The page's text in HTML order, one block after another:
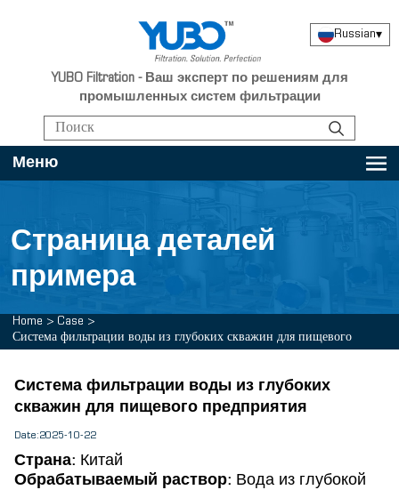
YUBO Filtration - Ваш эксперт по решениям для
промышленных систем фильтрации
Russian▾
Меню
Страница деталей
примера
Home > Case >
Система фильтрации воды из глубоких скважин для пищевого
предприятия
Система фильтрации воды из глубоких
скважин для пищевого предприятия
Date:2025-10-22
Страна: Китай
Обрабатываемый раствор: Вода из глубокой